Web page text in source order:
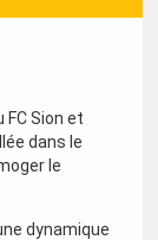
Sion et
dans le
le
dynamique